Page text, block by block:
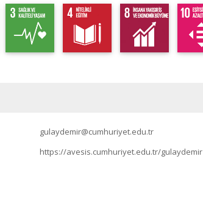
gulaydemir@cumhuriyet.edu.tr
https://avesis.cumhuriyet.edu.tr/gulaydemir